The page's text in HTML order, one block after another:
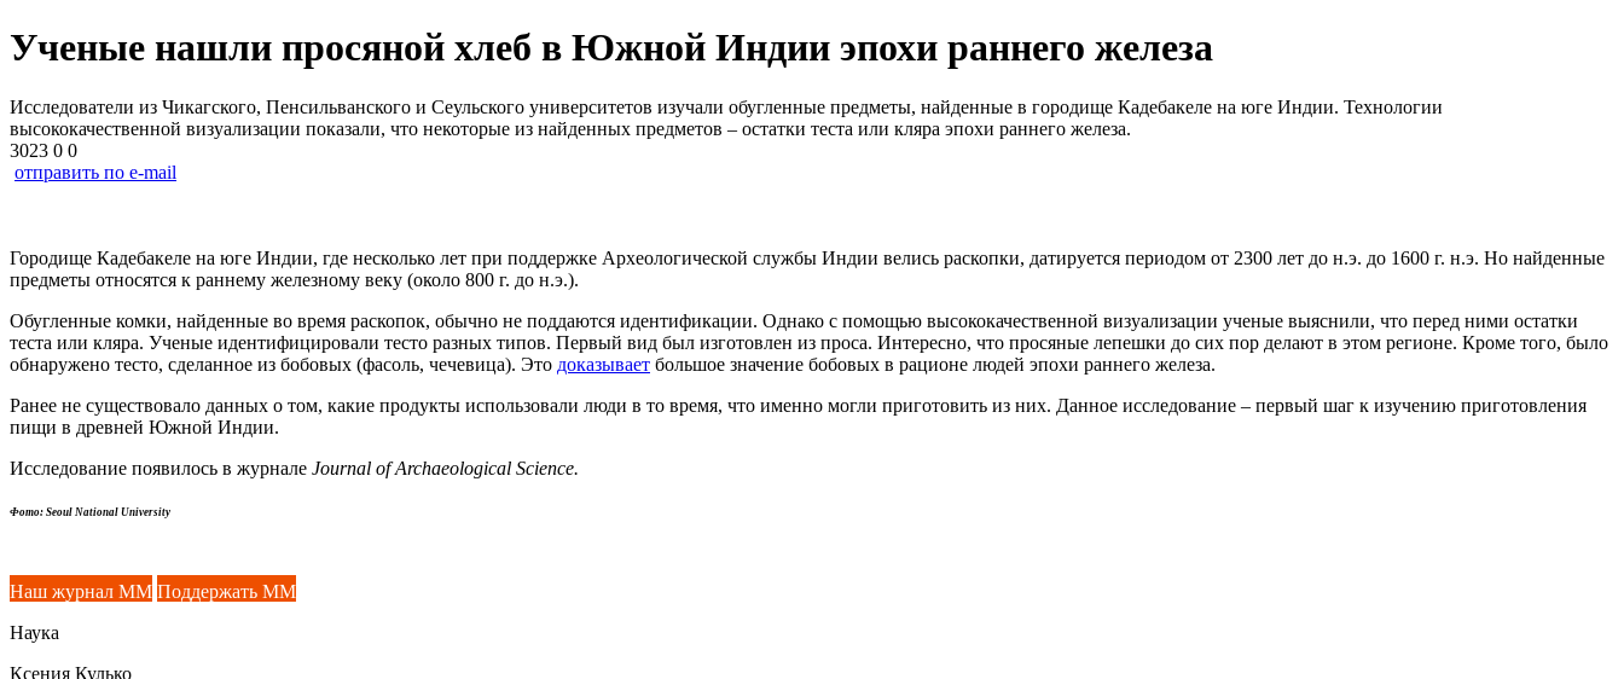
Ученые нашли просяной хлеб в Южной Индии эпохи раннего железа
Исследователи из Чикагского, Пенсильванского и Сеульского университетов изучали обугленные предметы, найденные в городище Кадебакеле на юге Индии. Технологии
высококачественной визуализации показали, что некоторые из найденных предметов – остатки теста или кляра эпохи раннего железа.
3023 0 0
отправить по e-mail
Городище Кадебакеле на юге Индии, где несколько лет при поддержке Археологической службы Индии велись раскопки, датируется периодом от 2300 лет до н.э. до 1600 г. н.э. Но найденные
предметы относятся к раннему железному веку (около 800 г. до н.э.).
Обугленные комки, найденные во время раскопок, обычно не поддаются идентификации. Однако с помощью высококачественной визуализации ученые выяснили, что перед ними остатки
теста или кляра. Ученые идентифицировали тесто разных типов. Первый вид был изготовлен из проса. Интересно, что просяные лепешки до сих пор делают в этом регионе. Кроме того, было
обнаружено тесто, сделанное из бобовых (фасоль, чечевица). Это доказывает большое значение бобовых в рационе людей эпохи раннего железа.
Ранее не существовало данных о том, какие продукты использовали люди в то время, что именно могли приготовить из них. Данное исследование – первый шаг к изучению приготовления
пищи в древней Южной Индии.
Исследование появилось в журнале Journal of Archaeological Science.
Фото: Seoul National University
Наш журнал ММ Поддержать ММ
Наука
Ксения Кулько